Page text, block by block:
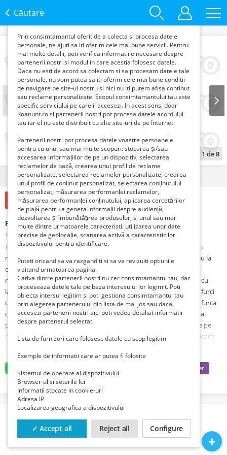
Căutare
1 de8
Detalii Contact
1 Euro €
Furci macara manipulare europaleti
Romania, Arad, Arad, Publicat 2 săptămâni în urmă
Total Race Romania va ofera din stoc furci macara europaleti, furci
macara cu capacitati diferite, furci de macara cu livrare din stoc sau la
comanda, furci macara reglabile pe inaltime, furci macara cu lame
reglabile, furci macara cu lungime lame 1000 mm, furci de macara cu
lame la cerere lungime 1200 mm, furci de macara productie Italia, furci
de macara pentru transport si manevrat paleti de caramida, bca , furca
de macara cu reglarea centrului de greutate cu arc, furci de macara
pentru macarale turn, furci de macara pentru macarale montabile pe
camion, furci de macara reglabile, furci de macara fixe, furci de macara
greutate automat, furci de macara cu livrare din stoc, echipamente de
ridicare si manevrare paleti, echipamente de ridicare furci de macara,
carlige cu siguranta pt furci de macara, carlige rotative . Detalii
https://lanturimacara.ro/produse/echipamente-macara/
date sunt folosite pentru analizarea traffic-ului pe site-ul
Prin consimtamantul oferit de a colecta si procesa datele
personale, ne ajuti sa iti oferim cele mai bune servicii. Pentru
mai multe detalii, poti verifica informatiile necesare despre
partenerii nostri si modul in care acestia folosesc datele.
Daca nu esti de acord sa colectam si sa procesam datele tale
personale, nu vom putea sa iti oferim cele mai bune conditii
de navigare pe site-ul nostru si nici nu iti putem afisa continut
sau reclame personalizate. Scopul consimtamantului tau este
specific serviciului pe care il accesezi. In acest sens, doar
Roanunt.ro si partenerii nostri pot procesa datele acordului
tau iar el nu este distribuit cu alte site-uri de pe Internet.
Partenerii nostri pot procesa datele voastre persoanele
pentru cu unul sau mai multe scopuri: stocarea și/sau
accesarea informațiilor de pe un dispozitiv, selectarea
reclamelor de bază, crearea unui profil de reclame
personalizate, selectarea reclamelor personalizate, crearea
unui profil de conținut personalizat, selectarea conținutului
personalizat, măsurarea performanței reclamelor,
măsurarea performanței conținutului, aplicarea cercetărilor
de piață pentru a genera informații despre audiență,
dezvoltarea și îmbunătățirea produselor, si unul sau mai
multe dintre urmatoarele caracteristi: utilizarea unor date
precise de geolocație, scanarea activă a caracteristicilor
dispozitivului pentru identificare.
Puteti oricand sa va razganditi si sa va revizuiti optiunile
vizitand urmatoarea pagina.
Cativa dintre partenerii nostri nu cer consimtamantul tau, dar
proceseaza datele tale pe baza interesului lor legimit. Poti
obiecta intersul legitim si poti gestiona consimtamantul tau
prin alegerea partenerului din lista de mai jos sau daca
accesezi partenerii nostri aici poti vedea detaliat informatii
despre partenerul selectat.
Lista de furnizori care folosesc datele cu scop legitim
Exemple de informatii care ar putea fi folosite
Sistemul de operare al dispozitivului
Browser-ul si setarile lui
Informatii stocate in cookie-uri
Adresa IP
Localizarea geografica a dispozitivului
✓ Accept all Reject all Configure